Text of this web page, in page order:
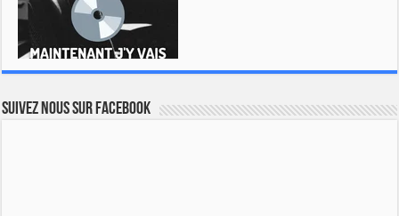
Suivez nous sur Facebook